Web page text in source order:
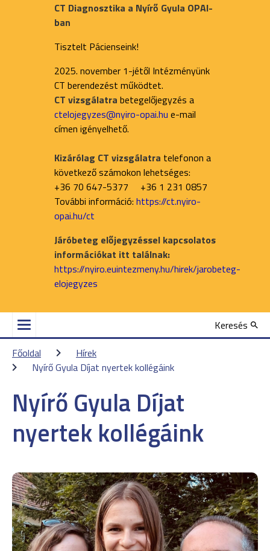
CT Diagnosztika a Nyírő Gyula OPAI-
ban
Tisztelt Pácienseink!
2025. november 1-jétől Intézményünk
CT berendezést működtet.
CT vizsgálatra betegelőjegyzés a
ctelojegyzes@nyiro-opai.hu e-mail
címen igényelhető.
Kizárólag CT vizsgálatra telefonon a
következő számokon lehetséges:
+36 70 647-5377 +36 1 231 0857
További információ: https://ct.nyiro-
opai.hu/ct
Járóbeteg előjegyzéssel kapcsolatos
információkat itt találnak:
https://nyiro.euintezmeny.hu/hirek/jarobeteg-
elojegyzes
Keresés
Főoldal
Hírek
Nyírő Gyula Díjat nyertek kollégáink
Nyírő Gyula Díjat
nyertek kollégáink